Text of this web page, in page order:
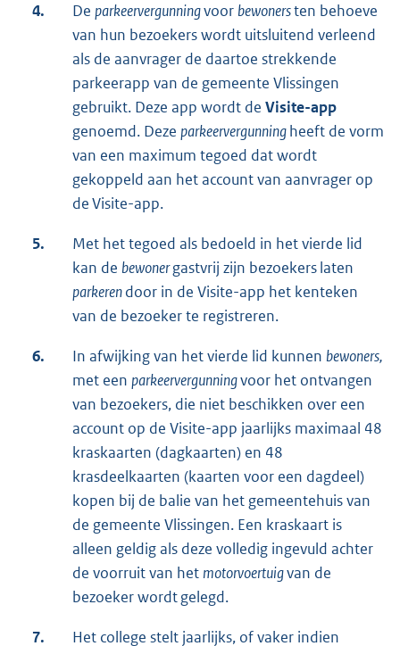
4. De parkeervergunningvoorbewonersten behoeve
van hun bezoekers wordt uitsluitend verleend
als de aanvrager de daartoe strekkende
parkeerapp van de gemeente Vlissingen
gebruikt. Deze app wordt de Visite-app
genoemd. Deze parkeervergunningheeft de vorm
van een maximum tegoed dat wordt
gekoppeld aan het account van aanvrager op
de Visite-app.
5.
Met het tegoed als bedoeld in het vierde lid
kan de bewonergastvrij zijn bezoekers laten
parkerendoor in de Visite-app het kenteken
van de bezoeker te registreren.
6. In afwijking van het vierde lid kunnen bewoners,
met een parkeervergunningvoor het ontvangen
van bezoekers, die niet beschikken over een
account op de Visite-app jaarlijks maximaal 48
kraskaarten (dagkaarten) en 48
krasdeelkaarten (kaarten voor een dagdeel)
kopen bij de balie van het gemeentehuis van
de gemeente Vlissingen. Een kraskaart is
alleen geldig als deze volledig ingevuld achter
de voorruit van het motorvoertuigvan de
bezoeker wordt gelegd.
7. Het college stelt jaarlijks, of vaker indien